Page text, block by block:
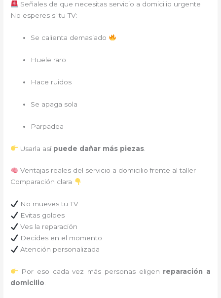
Señales de que necesitas servicio a domicilio urgente
No esperes si tu TV:
Se calienta demasiado
Huele raro
Hace ruidos
Se apaga sola
Parpadea
Usarla así puede dañar más piezas.
Ventajas reales del servicio a domicilio frente al taller
Comparación clara
No mueves tu TV
Evitas golpes
Ves la reparación
Decides en el momento
Atención personalizada
Por eso cada vez más personas eligen reparación a
domicilio